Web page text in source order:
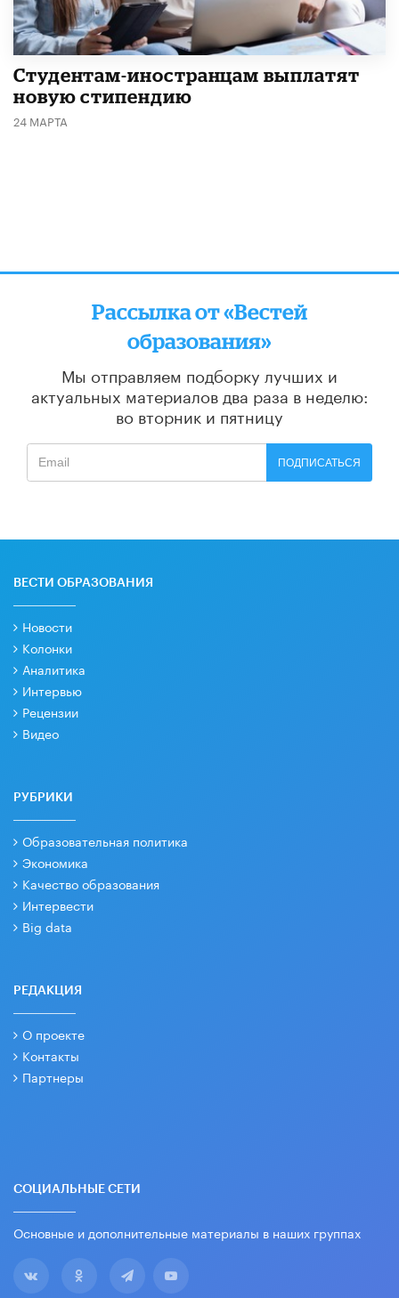
Студентам-иностранцам выплатят
новую стипендию
24 МАРТА
Рассылка от «Вестей
образования»
Мы отправляем подборку лучших и
актуальных материалов два раза в неделю:
во вторник и пятницу
ПОДПИСАТЬСЯ
ВЕСТИ ОБРАЗОВАНИЯ
Новости
Колонки
Аналитика
Интервью
Рецензии
Видео
РУБРИКИ
Образовательная политика
Экономика
Качество образования
Интервести
Big data
РЕДАКЦИЯ
О проекте
Контакты
Партнеры
СОЦИАЛЬНЫЕ СЕТИ
Основные и дополнительные материалы в наших группах